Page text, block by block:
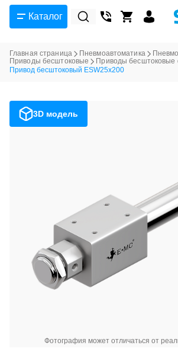
Каталог
Главная страница Пневмоавтоматика
Приводы бесштоковые
Приводы бесштоковые
Привод бесштоковый ESW25x200
3D модель
Фотография может отличаться от